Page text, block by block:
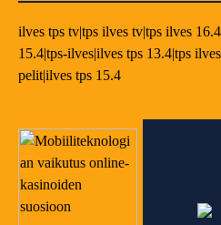
ilves tps tv|tps ilves tv|tps ilves
15.4|tps-ilves|ilves tps 13.4|tps
pelit|ilves tps 15.4